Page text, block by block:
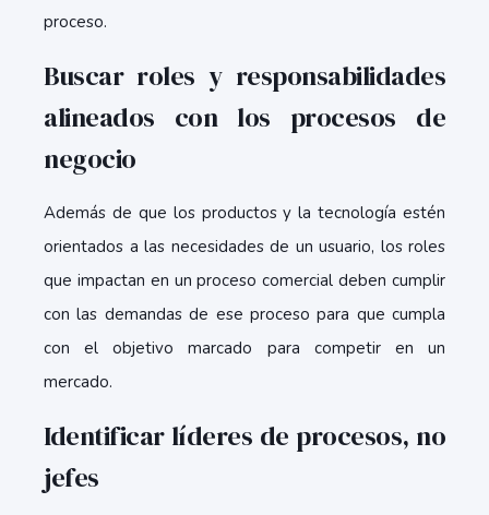
proceso.
Buscar roles y responsabilidades
alineados con los procesos de
negocio
Además de que los productos y la tecnología estén
orientados a las necesidades de un usuario, los roles
que impactan en un proceso comercial deben cumplir
con las demandas de ese proceso para que cumpla
con el objetivo marcado para competir en un
mercado.
Identificar líderes de procesos, no
jefes